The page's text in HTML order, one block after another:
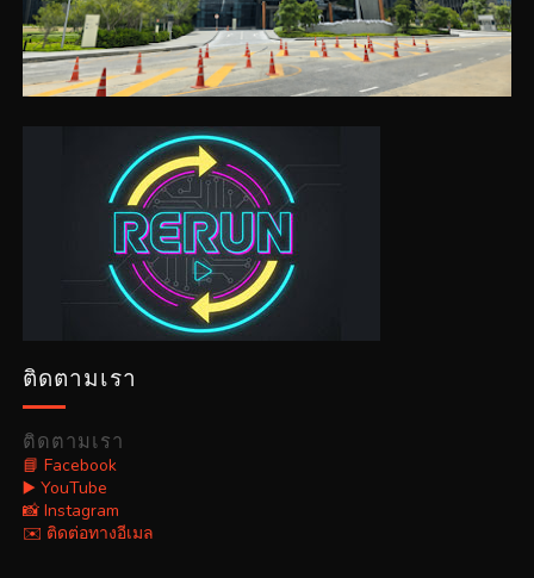
ติดตามเรา
ติดตามเรา
📘 Facebook
▶️ YouTube
📸 Instagram
✉️ ติดต่อทางอีเมล